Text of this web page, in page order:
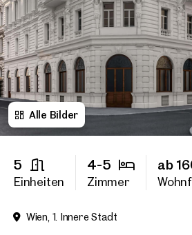
Alle Bilder
5
Einheiten
4-5
Zimmer
ab
Wien, 1. Innere Stadt